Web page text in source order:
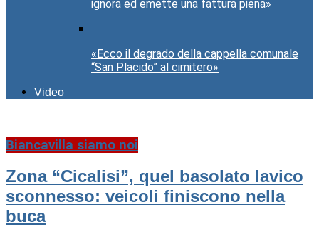
ignora ed emette una fattura piena»
«Ecco il degrado della cappella comunale
“San Placido” al cimitero»
Video
Biancavilla siamo noi
Zona “Cicalisi”, quel basolato lavico
sconnesso: veicoli finiscono nella
buca